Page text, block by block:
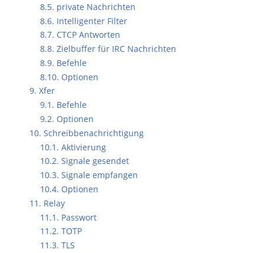
8.5. private Nachrichten
8.6. Intelligenter Filter
8.7. CTCP Antworten
8.8. Zielbuffer für IRC Nachrichten
8.9. Befehle
8.10. Optionen
9. Xfer
9.1. Befehle
9.2. Optionen
10. Schreibbenachrichtigung
10.1. Aktivierung
10.2. Signale gesendet
10.3. Signale empfangen
10.4. Optionen
11. Relay
11.1. Passwort
11.2. TOTP
11.3. TLS